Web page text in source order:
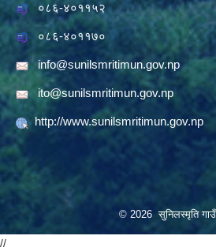
०८६-४०११५२
०८६-४०११७०
info@sunilsmritimun.gov.np
ito@sunilsmritimun.gov.np
http://www.sunilsmritimun.gov.np
© 2026 सुनिलस्मृति
//